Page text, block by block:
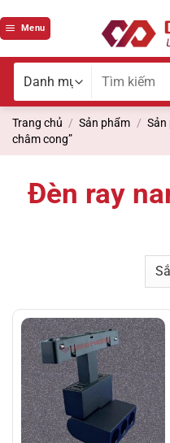
qua
Menu
Tìm
Trang chủ / Sản phẩm / Sản
châm cong”
Đèn ray